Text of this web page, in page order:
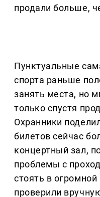
продали больше,
Пунктуальные
спорта раньше
занять места, но
только спустя
Охранники
билетов сейчас
концертный зал,
проблемы с
стоять в
проверили